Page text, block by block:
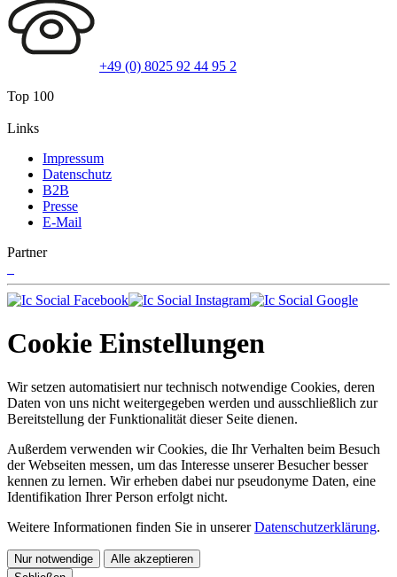
+49 (0) 8025 92 44 95 2
Top 100
Links
Impressum
Datenschutz
B2B
Presse
E-Mail
Partner
Cookie Einstellungen
Wir setzen automatisiert nur technisch notwendige Cookies, deren
Daten von uns nicht weitergegeben werden und ausschließlich zur
Bereitstellung der Funktionalität dieser Seite dienen.
Außerdem verwenden wir Cookies, die Ihr Verhalten beim Besuch
der Webseiten messen, um das Interesse unserer Besucher besser
kennen zu lernen. Wir erheben dabei nur pseudonyme Daten, eine
Identifikation Ihrer Person erfolgt nicht.
Weitere Informationen finden Sie in unsererDatenschutzerklärung.
Nur notwendige
Alle akzeptieren